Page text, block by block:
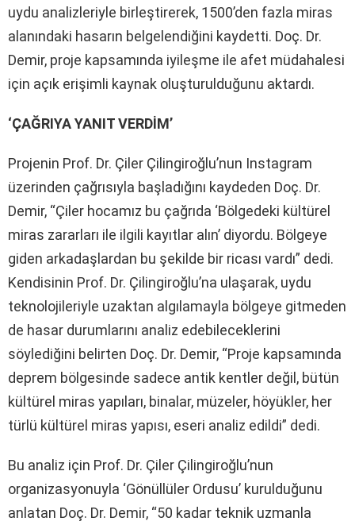
uydu analizleriyle birleştirerek, 1500’den fazla miras
alanındaki hasarın belgelendiğini kaydetti. Doç. Dr.
Demir, proje kapsamında iyileşme ile afet müdahalesi
için açık erişimli kaynak oluşturulduğunu aktardı.
‘ÇAĞRIYA YANIT VERDİM’
Projenin Prof. Dr. Çiler Çilingiroğlu’nun Instagram
üzerinden çağrısıyla başladığını kaydeden Doç. Dr.
Demir, “Çiler hocamız bu çağrıda ‘Bölgedeki kültürel
miras zararları ile ilgili kayıtlar alın’ diyordu. Bölgeye
giden arkadaşlardan bu şekilde bir ricası vardı” dedi.
Kendisinin Prof. Dr. Çilingiroğlu’na ulaşarak, uydu
teknolojileriyle uzaktan algılamayla bölgeye gitmeden
de hasar durumlarını analiz edebileceklerini
söylediğini belirten Doç. Dr. Demir, “Proje kapsamında
deprem bölgesinde sadece antik kentler değil, bütün
kültürel miras yapıları, binalar, müzeler, höyükler, her
türlü kültürel miras yapısı, eseri analiz edildi” dedi.
Bu analiz için Prof. Dr. Çiler Çilingiroğlu’nun
organizasyonuyla ‘Gönüllüler Ordusu’ kurulduğunu
anlatan Doç. Dr. Demir, “50 kadar teknik uzmanla